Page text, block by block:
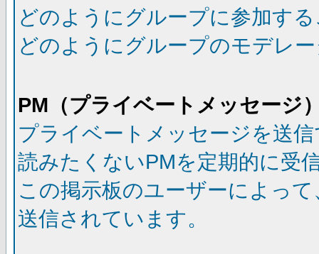
どのようにグループに参加す
どのようにグループのモデレ
PM（プライベートメッセージ
プライベートメッセージを送
読みたくないPMを定期的に受
この掲示板のユーザーによっ
送信されています。